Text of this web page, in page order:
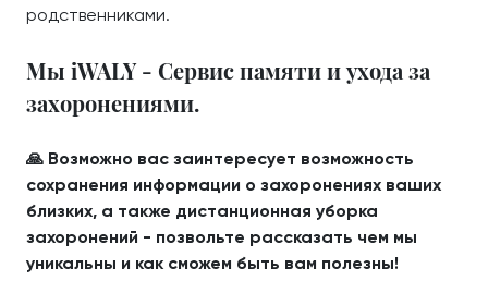
родственниками.
Мы iWALY - Сервис памяти и ухода за
захоронениями.
🙏 Возможно вас заинтересует возможность
сохранения информации о захоронениях ваших
близких, а также дистанционная уборка
захоронений - позвольте рассказать чем мы
уникальны и как сможем быть вам полезны!